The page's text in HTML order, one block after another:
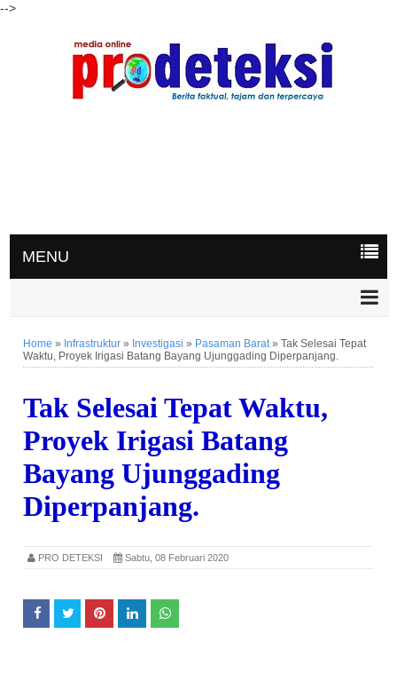
-->
MENU
Home » Infrastruktur » Investigasi » Pasaman Barat»Tak Selesai Tepat
Waktu, Proyek Irigasi Batang Bayang Ujunggading Diperpanjang.
Tak Selesai Tepat Waktu,
Proyek Irigasi Batang
Bayang Ujunggading
Diperpanjang.
PRO DETEKSI Sabtu, 08 Februari 2020